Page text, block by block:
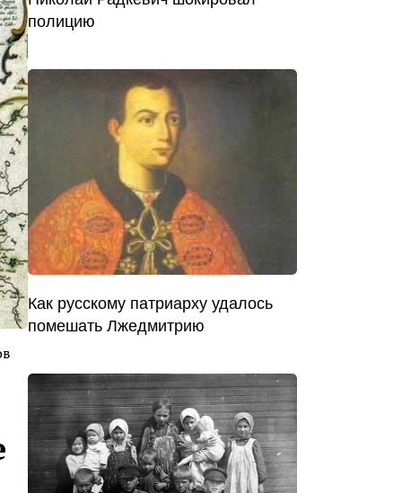
полицию
Как русскому патриарху удалось
помешать Лжедмитрию